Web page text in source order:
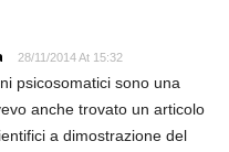
28/11/2014 At 15:32
psicosomatici sono una
anche trovato un articolo
a dimostrazione del